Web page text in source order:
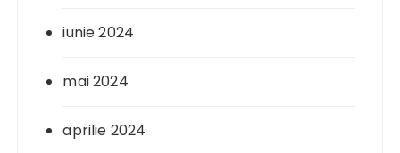
iunie 2024
mai 2024
aprilie 2024